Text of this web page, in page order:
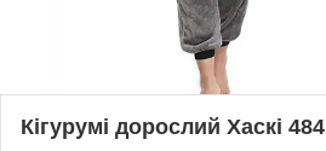
Кігурумі дорослий Хаскі 484